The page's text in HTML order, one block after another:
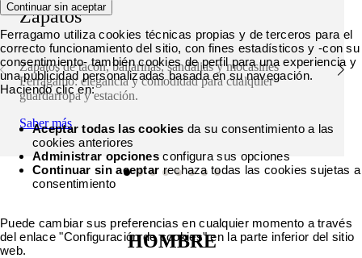
Zapatos
Zapatos de tacón, bailarinas, sandalias y mocasines
Ferragamo: elegancia y comodidad para cualquier
guardarropa y estación.
Saber más
HOMBRE
Continuar sin aceptar
Ferragamo utiliza cookies técnicas propias y de terceros para el
correcto funcionamiento del sitio, con fines estadísticos y -con su
consentimiento- también cookies de perfil para una experiencia y
una publicidad personalizadas basada en su navegación.
Haciendo clic en:
Aceptar todas las cookies da su consentimiento a las
cookies anteriores
Administrar opciones configura sus opciones
Continuar sin aceptar rechaza todas las cookies sujetas a
consentimiento
Puede cambiar sus preferencias en cualquier momento a través
del enlace "Configuración de cookies" en la parte inferior del sitio
web.